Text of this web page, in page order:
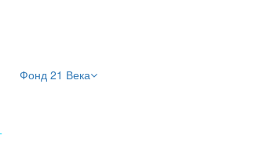
Фонд 21 Века